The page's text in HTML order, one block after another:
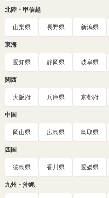
北陸・甲信越
山梨県 長野県 新潟県
東海
愛知県 静岡県 岐阜県
関西
大阪府 兵庫県 京都府
中国
岡山県 広島県 鳥取県
四国
徳島県 香川県 愛媛県
九州・沖縄